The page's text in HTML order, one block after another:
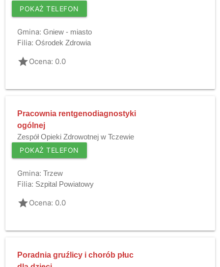
POKAŻ TELEFON
Gmina: Gniew - miasto
Filia: Ośrodek Zdrowia
gradeOcena: 0.0
Pracownia rentgenodiagnostyki
ogólnej
Zespół Opieki Zdrowotnej w Tczewie
POKAŻ TELEFON
Gmina: Trzew
Filia: Szpital Powiatowy
gradeOcena: 0.0
Poradnia gruźlicy i chorób płuc